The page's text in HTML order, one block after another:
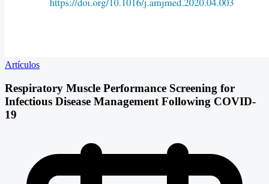
Artículos
Respiratory Muscle Performance Screening for
Infectious Disease Management Following COVID-
19